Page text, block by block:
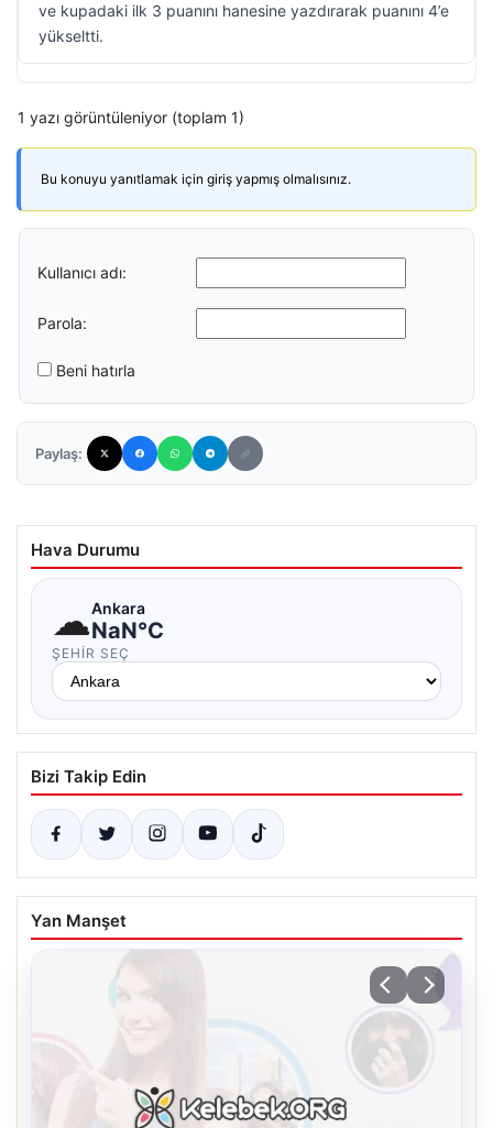
ve kupadaki ilk 3 puanını hanesine yazdırarak puanını 4’e
yükseltti.
1 yazı görüntüleniyor (toplam 1)
Bu konuyu yanıtlamak için giriş yapmış olmalısınız.
Kullanıcı adı:
Parola:
Beni hatırla
Paylaş:
Hava Durumu
☁Ankara
NaN°C
ŞEHIR SEÇ
Bizi Takip Edin
Yan Manşet